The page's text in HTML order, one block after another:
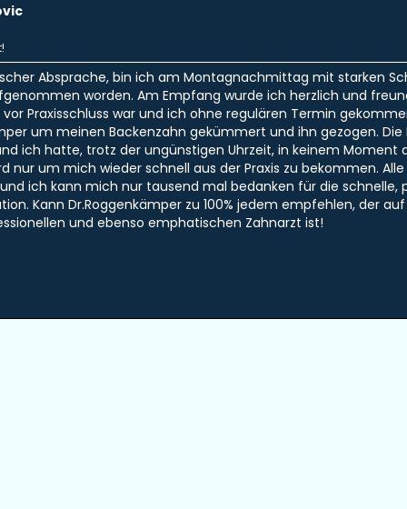
Absprache, bin ich am Montagnachmittag mit starken
worden. Am Empfang wurde ich herzlich und
vor Praxisschluss war und ich ohne regulären Termin
um meinen Backenzahn gekümmert und ihn gezogen.
ich hatte, trotz der ungünstigen Uhrzeit, in keinem Moment
nur um mich wieder schnell aus der Praxis zu bekommen.
ich kann mich nur tausend mal bedanken für die schnelle,
Kann Dr.Roggenkämper zu 100% jedem empfehlen, der
und ebenso emphatischen Zahnarzt ist!